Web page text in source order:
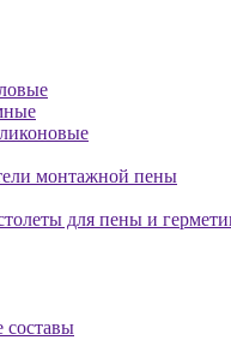
монтажной пены
для пены и